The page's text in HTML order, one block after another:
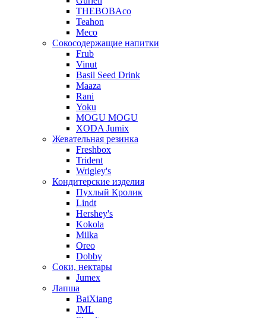
THEBOBAco
Teahon
Meco
Сокосодержащие напитки
Frub
Vinut
Basil Seed Drink
Maaza
Rani
Yoku
MOGU MOGU
XODA Jumix
Жевательная резинка
Freshbox
Trident
Wrigley's
Кондитерские изделия
Пухлый Кролик
Lindt
Hershey's
Kokola
Milka
Oreo
Dobby
Соки, нектары
Jumex
Лапша
BaiXiang
JML